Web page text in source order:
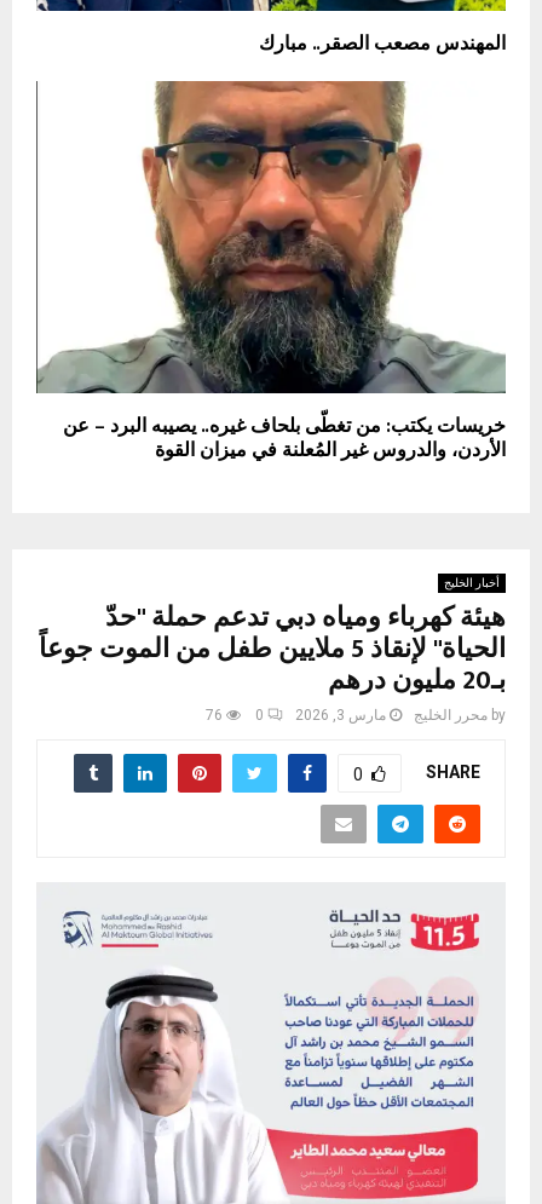
المهندس مصعب الصقر.. مبارك
خريسات يكتب: من تغطّى بلحاف غيره.. يصيبه البرد – عن
الأردن، والدروس غير المُعلنة في ميزان القوة
أخبار الخليج
هيئة كهرباء ومياه دبي تدعم حملة "حدّ
الحياة" لإنقاذ 5 ملايين طفل من الموت جوعاً
بـ20 مليون درهم
by محرر الخليج مارس 3, 2026 0
76
SHARE
0